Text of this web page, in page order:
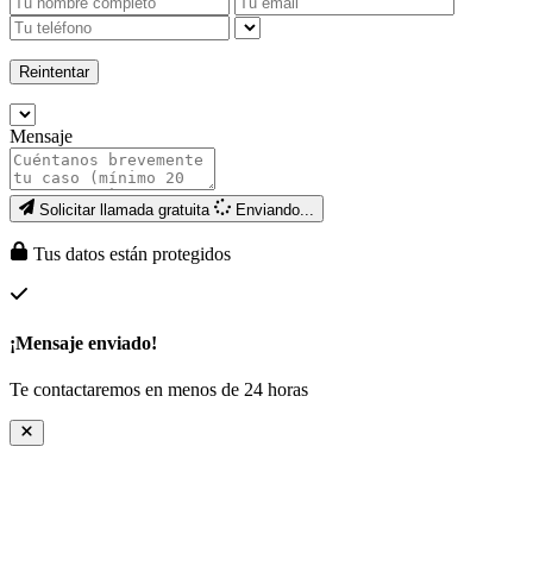
Reintentar
Mensaje
Solicitar llamada gratuita Enviando...
Tus datos están protegidos
¡Mensaje enviado!
Te contactaremos en menos de 24 horas